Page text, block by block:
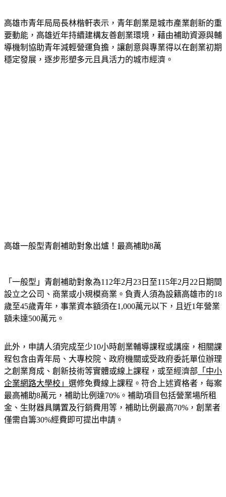
高雄市青年局局長林楷軒表示，青年創業是城市產業創新的重
要動能，高雄近年持續建構友善創業環境，藉由補助資源與輔
導機制協助青年減輕營運負擔，讓創意與專業得以在創業初期
「一般型」青創補助對象為112年2月23日至115年2月22日期間
設立之公司、商業或小規模商業。負責人須為設籍高雄市的18
歲至45歲青年，事業資本額須在1,000萬元以下，且近1年營業
此外，申請人須完成至少10小時創業輔導課程或講座，相關課
程包含由青年局、大專校院、政府機關或受政府委託單位辦理
之創業育成、創新技術等實體或線上課程，或至經濟部 「中小
企業網路大學校」選修免費線上課程。符合上述資格者，每案
最高補助8萬元，補助比例達70%。補助項目包括營業場所租
金、生財器具購置及行銷費用等，補助比例最高70%，創業者